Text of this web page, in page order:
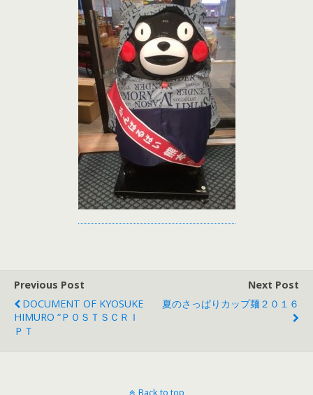
Previous Post
DOCUMENT OF KYOSUKE
HIMURO “ＰＯＳＴＳＣＲＩ
ＰＴ
Next Post
夏のさっぱりカップ麺２０１６
Back to top